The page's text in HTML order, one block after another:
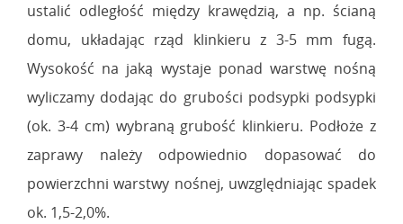
ustalić odległość między krawędzią, a np. ścianą
domu, układając rząd klinkieru z 3-5 mm fugą.
Wysokość na jaką wystaje ponad warstwę nośną
wyliczamy dodając do grubości podsypki podsypki
(ok. 3-4 cm) wybraną grubość klinkieru. Podłoże z
zaprawy należy odpowiednio dopasować do
powierzchni warstwy nośnej, uwzględniając spadek
ok. 1,5-2,0%.